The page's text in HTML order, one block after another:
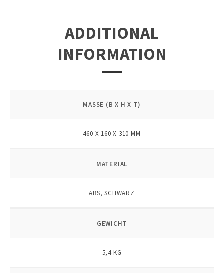
ADDITIONAL
INFORMATION
MASSE (B X H X T)
460 X 160 X 310 MM
MATERIAL
ABS, SCHWARZ
GEWICHT
5,4 KG